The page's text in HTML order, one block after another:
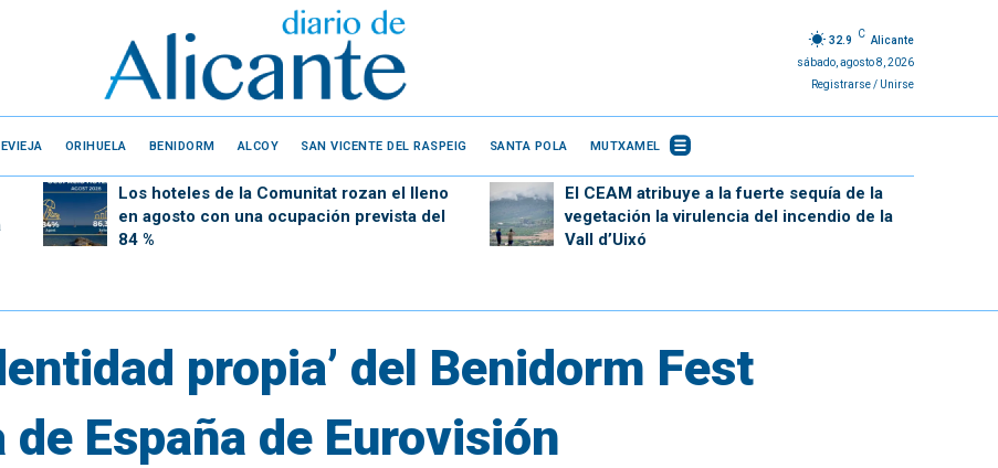
32.9
C
Alicante
sábado, agosto 8, 2026
Registrarse / Unirse
ORIHUELA BENIDORM ALCOY SAN VICENTE DEL RASPEIG SANTA POLA MUTXAMEL
Los hoteles de la Comunitat rozan el lleno
en agosto con una ocupación prevista del
84 %
El CEAM atribuye a la fuerte sequía de la
vegetación la virulencia del incendio de la
Vall d’Uixó
propia’ del Benidorm Fest
España de Eurovisión